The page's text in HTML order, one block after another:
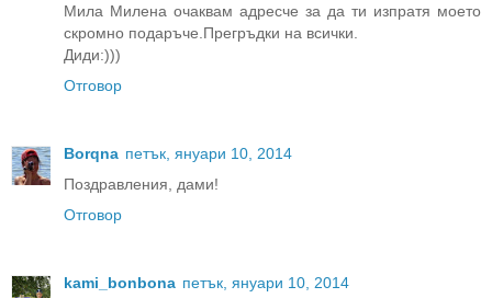
Мила Милена очаквам адресче за да ти изпратя моето
скромно подаръче.Прегръдки на всички.
Диди:)))
Отговор
Borqna петък, януари 10, 2014
Поздравления, дами!
Отговор
kami_bonbona петък, януари 10, 2014